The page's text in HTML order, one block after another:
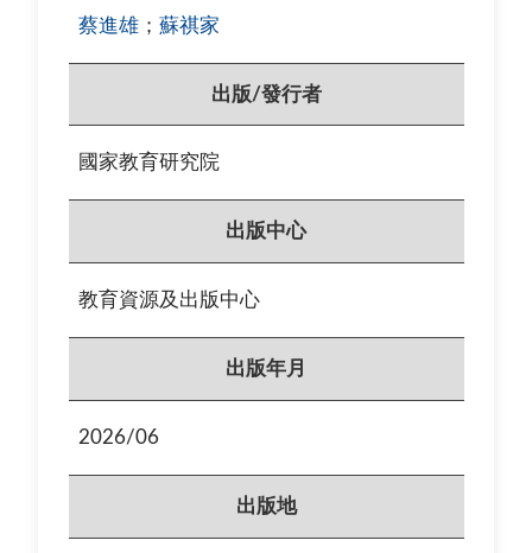
蔡進雄 ； 蘇祺家
出版/發行者
國家教育研究院
出版中心
教育資源及出版中心
出版年月
2026/06
出版地